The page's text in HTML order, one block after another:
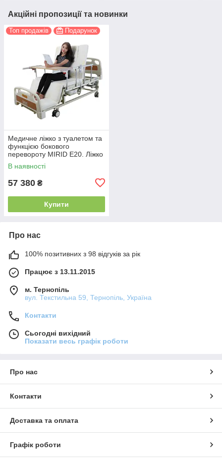
Акційні пропозиції та новинки
Топ продажів Подарунок
Медичне ліжко з туалетом та
функцією бокового
перевороту MIRID E20. Ліжко
для реабілітації інваліда.
В наявності
57 380 ₴
Купити
Про нас
100% позитивних з 98 відгуків за рік
Працює з 13.11.2015
м. Тернопіль
вул. Текстильна 59, Тернопіль, Україна
Контакти
Сьогодні вихідний
Показати весь графік роботи
Про нас
Контакти
Доставка та оплата
Графік роботи